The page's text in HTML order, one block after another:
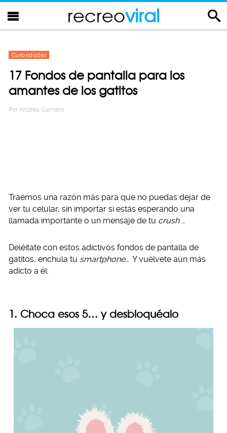
recreoviral
Curiosidades
17 Fondos de pantalla para los
amantes de los gatitos
Por Andrea Gamero
Traemos una razón más para que no puedas dejar de
ver tu celular, sin importar si estás esperando una
llamada importante o un mensaje de tu crush …
Deléitate con estos adictivos fondos de pantalla de
gatitos, enchula tu smartphone… Y vuélvete aún más
adicto a él.
1. Choca esos 5… y desbloquéalo